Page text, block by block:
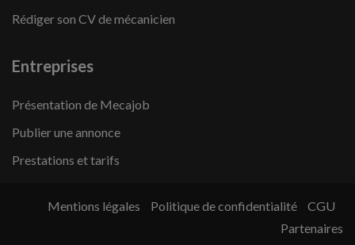
Rédiger son CV de mécanicien
Entreprises
Présentation de Mecajob
Publier une annonce
Prestations et tarifs
Mentions légales Politique de confidentialité
CGU
Partenaires